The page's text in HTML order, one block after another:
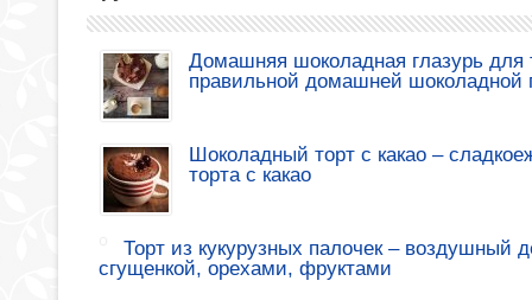
Домашняя шоколадная глазурь для
правильной домашней шоколадной
Шоколадный торт с какао –
торта с какао
Торт из кукурузных палочек – воздушный
сгущенкой, орехами, фруктами